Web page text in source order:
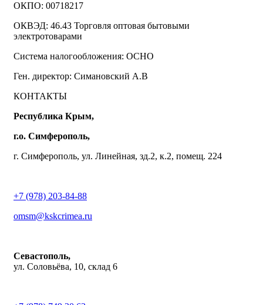
ОКПО: 00718217
ОКВЭД: 46.43 Торговля оптовая бытовыми
электротоварами
Система налогообложения: ОСНО
Ген. директор: Симановский А.В
КОНТАКТЫ
Республика Крым,
г.о. Симферополь,
г. Симферополь, ул. Линейная, зд.2, к.2, помещ. 224
+7 (978) 203-84-88
omsm@kskcrimea.ru
Севастополь,
ул. Соловьёва, 10, склад 6